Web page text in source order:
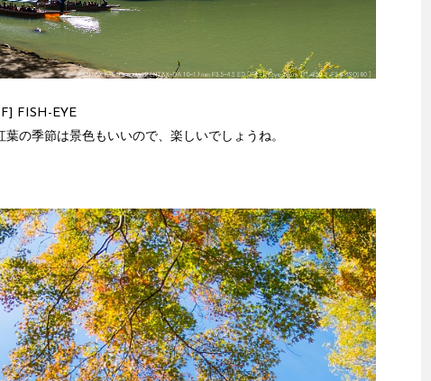
FISH-EYE
の季節は景色もいいので、楽しいでしょうね。